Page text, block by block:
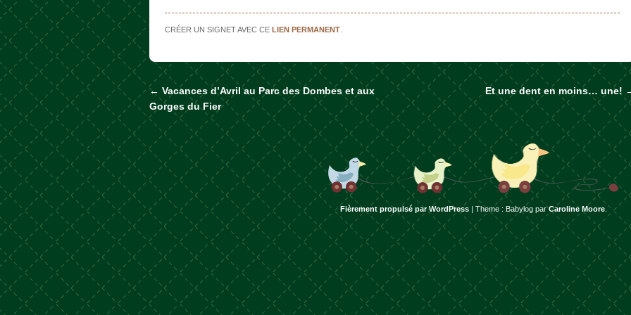
CRÉER UN SIGNET AVEC CELIEN PERMANENT
Naviguer dans les articles
← Vacances d’Avril au Parc des Dombes et aux
Gorges du Fier
Et une dent en moins… une!
Fièrement propulsé par WordPress Theme : Babylog parCaroline Moore.